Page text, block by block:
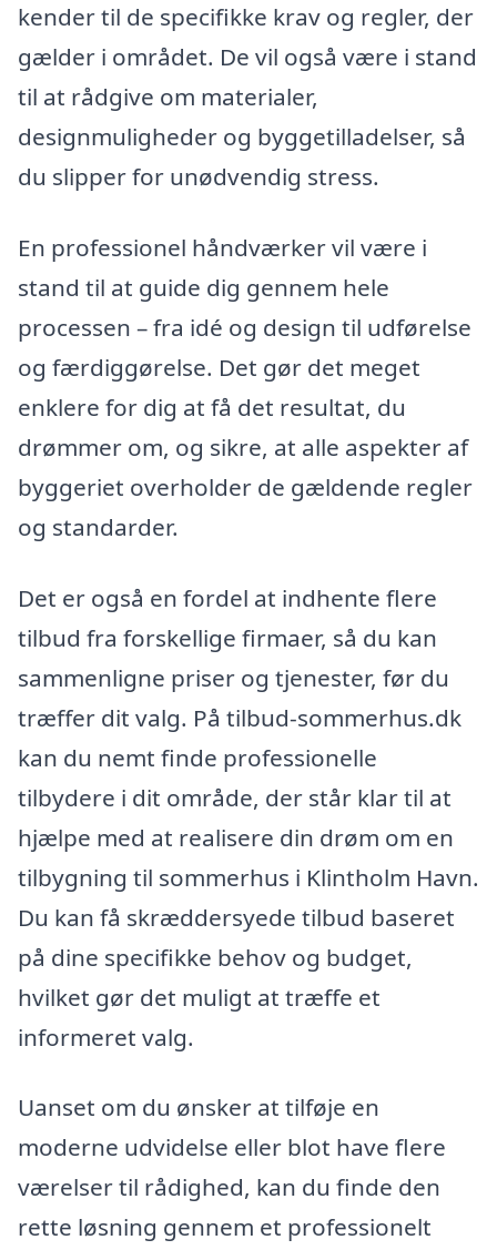
kender til de specifikke krav og regler, der
gælder i området. De vil også være i stand
til at rådgive om materialer,
designmuligheder og byggetilladelser, så
du slipper for unødvendig stress.
En professionel håndværker vil være i
stand til at guide dig gennem hele
processen – fra idé og design til udførelse
og færdiggørelse. Det gør det meget
enklere for dig at få det resultat, du
drømmer om, og sikre, at alle aspekter af
byggeriet overholder de gældende regler
og standarder.
Det er også en fordel at indhente flere
tilbud fra forskellige firmaer, så du kan
sammenligne priser og tjenester, før du
træffer dit valg. På tilbud-sommerhus.dk
kan du nemt finde professionelle
tilbydere i dit område, der står klar til at
hjælpe med at realisere din drøm om en
tilbygning til sommerhus i Klintholm Havn.
Du kan få skræddersyede tilbud baseret
på dine specifikke behov og budget,
hvilket gør det muligt at træffe et
informeret valg.
Uanset om du ønsker at tilføje en
moderne udvidelse eller blot have flere
værelser til rådighed, kan du finde den
rette løsning gennem et professionelt